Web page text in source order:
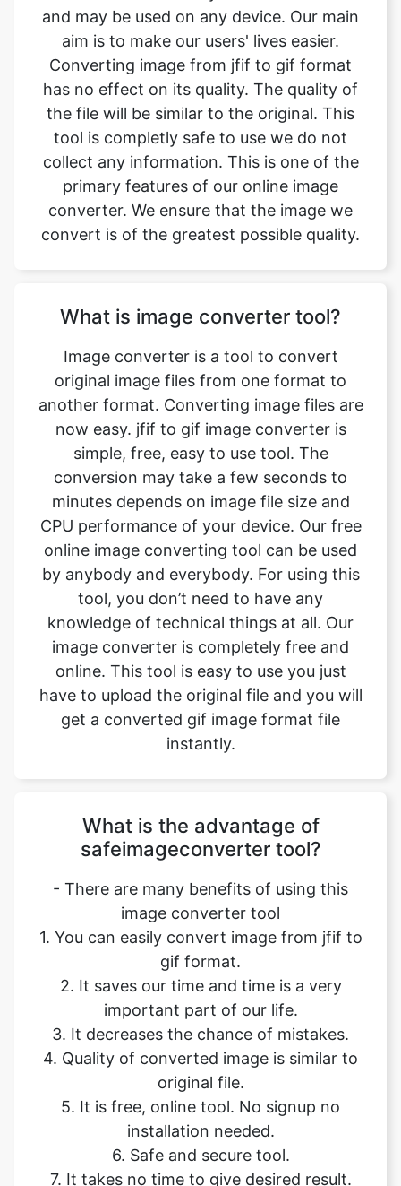
has no effect on its quality. The quality of
the file will be similar to the original. This
tool is completly safe to use we do not
collect any information. This is one of the
primary features of our online image
converter. We ensure that the image we
convert is of the greatest possible quality.
What is image converter tool?
another format. Converting image files are
now easy. jfif to gif image converter is
simple, free, easy to use tool. The
conversion may take a few seconds to
minutes depends on image file size and
CPU performance of your device. Our free
online image converting tool can be used
by anybody and everybody. For using this
tool, you don’t need to have any
knowledge of technical things at all. Our
image converter is completely free and
online. This tool is easy to use you just
have to upload the original file and you will
get a converted gif image format file
instantly.
What is the advantage of
image converter tool
1. You can easily convert image from jfif to
gif format.
2. It saves our time and time is a very
important part of our life.
3. It decreases the chance of mistakes.
4. Quality of converted image is similar to
original file.
5. It is free, online tool. No signup no
installation needed.
6. Safe and secure tool.
7. It takes no time to give desired result.